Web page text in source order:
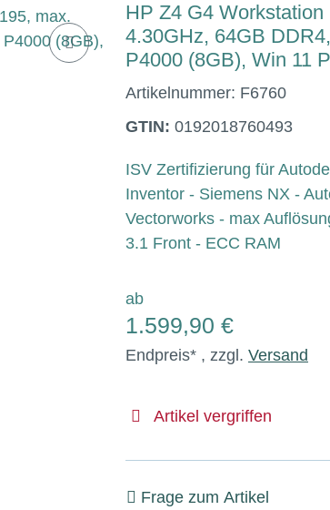
HP Z4 G4
4.30GHz, 64GB
P4000 (8GB), Win 11
Artikelnummer: F6760
GTIN: 0192018760493
ISV Zertifizierung für
Inventor - Siemens NX -
Vectorworks - max
3.1 Front - ECC RAM
ab
1.599,90 €
Endpreis* , zzgl. Versand
Artikel vergriffen
Frage zum Artikel